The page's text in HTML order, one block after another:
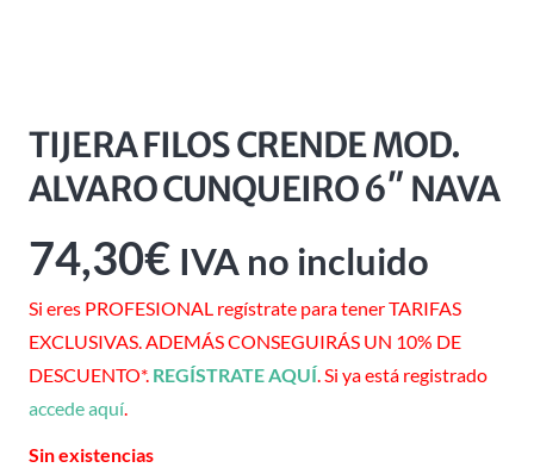
TIJERA FILOS CRENDE MOD.
ALVARO CUNQUEIRO 6″ NAVA
74,30€ IVA no incluido
Si eres PROFESIONAL regístrate para tener TARIFAS
EXCLUSIVAS. ADEMÁS CONSEGUIRÁS UN 10% DE
DESCUENTO*. REGÍSTRATE AQUÍ. Si ya está registrado
accede aquí.
Sin existencias